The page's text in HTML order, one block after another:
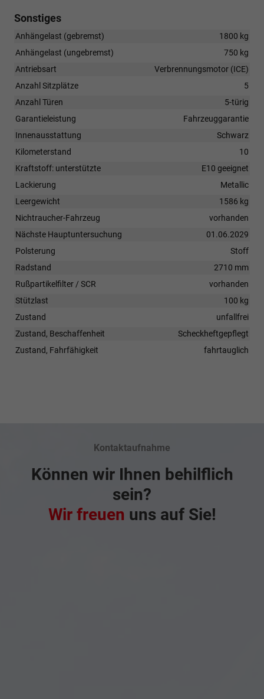
Sonstiges
Anhängelast (gebremst)
1800 kg
Anhängelast (ungebremst)
750 kg
Antriebsart
Verbrennungsmotor (ICE)
Anzahl Sitzplätze
5
Anzahl Türen
5-türig
Garantieleistung
Fahrzeuggarantie
Innenausstattung
Schwarz
Kilometerstand
10
Kraftstoff: unterstützte
E10 geeignet
Lackierung
Metallic
Leergewicht
1586 kg
Nichtraucher-Fahrzeug
vorhanden
Nächste Hauptuntersuchung
01.06.2029
Polsterung
Stoff
Radstand
2710 mm
Rußpartikelfilter / SCR
vorhanden
Stützlast
100 kg
Zustand
unfallfrei
Zustand, Beschaffenheit
Scheckheftgepflegt
Zustand, Fahrfähigkeit
fahrtauglich
Kontaktaufnahme
Können wir Ihnen behilflich
sein?
Wir freuen uns auf Sie!